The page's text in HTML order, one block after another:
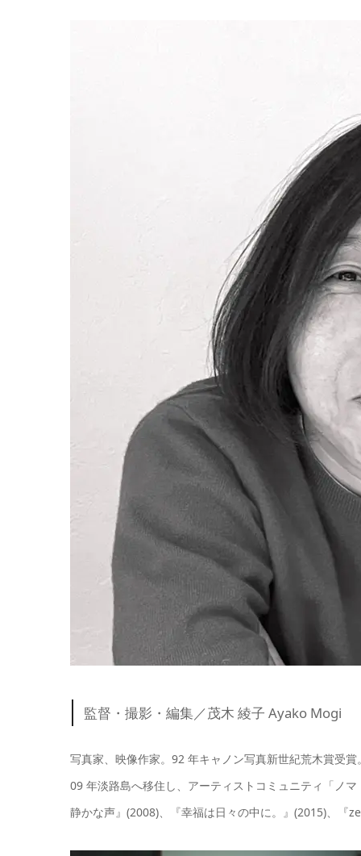
監督・撮影・編集／茂木 綾子 Ayako Mogi
写真家、映像作家。92 年キャノン写真新世紀荒木賞受
09 年淡路島へ移住し、アーティストコミュニティ「ノ
静かな声』(2008)、『幸福は日々の中に。』(2015)、